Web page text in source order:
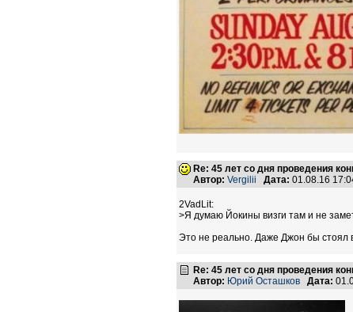
Re: 45 лет со дня проведения
Автор: Vergilii Дата: 01.08.16
2VadLit:
>Я думаю Йокины визги там и не
Это не реально. Даже Джон бы стоял
Re: 45 лет со дня проведения
Автор: Юрий Осташков Дата: